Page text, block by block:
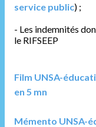
service public) ;
- Les indemnités
le RIFSEEP
Film UNSA-
en 5 mn
Mémento UNSA-